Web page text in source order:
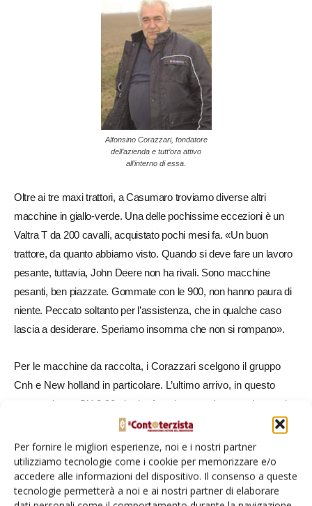
Per fornire le migliori esperienze, noi e i nostri partner
utilizziamo tecnologie come i cookie per memorizzare e/o
accedere alle informazioni del dispositivo. Il consenso a queste
tecnologie permetterà a noi e ai nostri partner di elaborare
Alfonsino Corazzari, fondatore
dell’azienda e tutt’ora attivo
all’interno di essa.
Oltre ai tre maxi trattori, a Casumaro troviamo diverse altri
macchine in giallo-verde. Una delle pochissime eccezioni è un
Valtra T da 200 cavalli, acquistato pochi mesi fa. «Un buon
trattore, da quanto abbiamo visto. Quando si deve fare un lavoro
pesante, tuttavia, John Deere non ha rivali. Sono macchine
pesanti, ben piazzate. Gommate con le 900, non hanno paura di
niente. Peccato soltanto per l’assistenza, che in qualche caso
lascia a desiderare. Speriamo insomma che non si rompano».
Per le macchine da raccolta, i Corazzari scelgono il gruppo
Cnh e New holland in particolare. L’ultimo arrivo, in questo
settore, è una CX 8.90 che ha fatto la sua prima stagione nel
2017. Con un ottimo risultato, ci dice papà Alfonsino: «Non
potremmo essere più contenti, è una macchina eccezionale. In
altri tempi, ne compreremmo subito un’altra».